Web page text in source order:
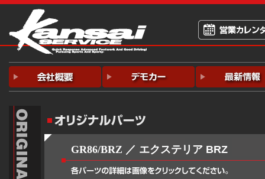
GR86/BRZ ／ エクステリア BRZ